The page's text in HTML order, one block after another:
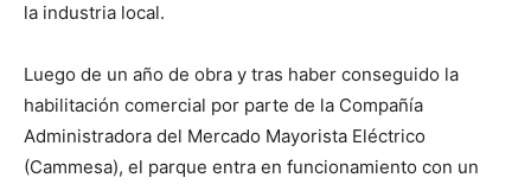
la industria local.
Luego de un año de obra y tras haber conseguido la
habilitación comercial por parte de la Compañía
Administradora del Mercado Mayorista Eléctrico
(Cammesa), el parque entra en funcionamiento con un